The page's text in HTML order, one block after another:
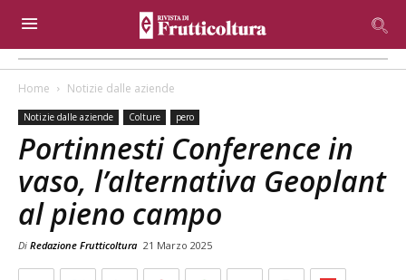
Home Notizie dalle aziende
Notizie dalle aziende Colture pero
Portinnesti Conference in
vaso, l’alternativa Geoplant
al pieno campo
Di Redazione Frutticoltura 21 Marzo 2025